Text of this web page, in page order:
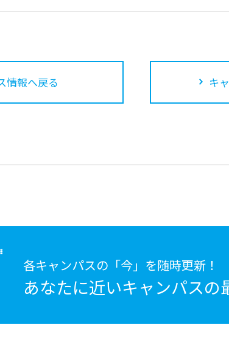
情報へ戻る キ
各キャンパスの「今」を随時更新！
あなたに近いキャンパスの